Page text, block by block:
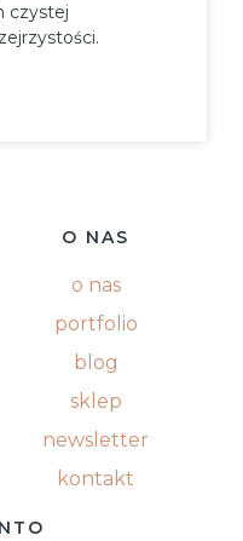
czystej
O NAS
o nas
portfolio
blog
sklep
newsletter
kontakt